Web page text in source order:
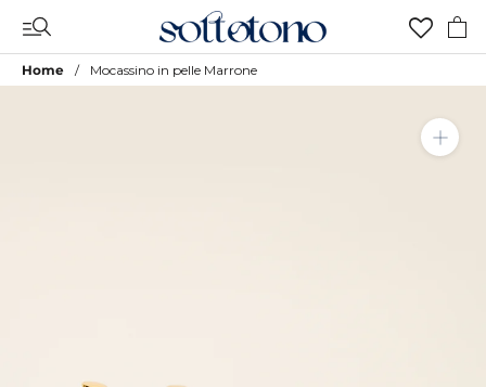
contenuto
Home Mocassino in pelle Marrone